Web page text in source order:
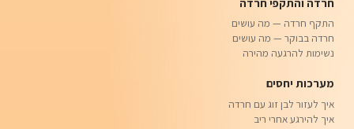
התקף חרדה — מה עושים
חרדה בבוקר — מה עושים
נשימות להרגעה מהירה
מערכות יחסים
איך לעזור לבן זוג עם חרדה
איך להירגע אחרי ריב